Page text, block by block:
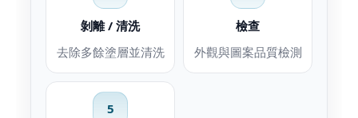
剝離 / 清洗
去除多餘塗層並清洗
檢查
外觀與圖案品質檢測
5